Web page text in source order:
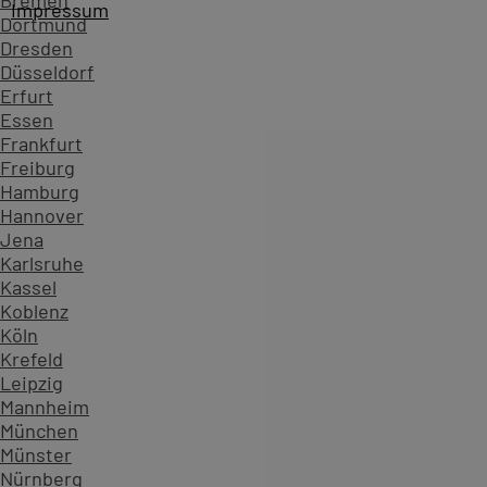
Dortmund
Dresden
Düsseldorf
Erfurt
Essen
Frankfurt
Freiburg
Hamburg
Hannover
Jena
Karlsruhe
Kassel
Koblenz
Köln
Krefeld
Leipzig
Mannheim
München
Münster
Nürnberg
Startseite
Zahlen, die Vertrauen schaffen - überzeugen Sie sich
234.599
Teilnehmende
904
Impressum